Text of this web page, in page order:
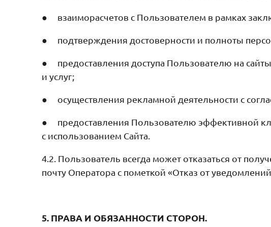
● взаиморасчетов с Пользователем в рамках
● подтверждения достоверности и полноты
● предоставления доступа Пользователю на
и услуг;
● осуществления рекламной деятельности с
● предоставления Пользователю эффективной
с использованием Сайта.
4.2. Пользователь всегда может отказаться от
почту Оператора с пометкой «Отказ от
5. ПРАВА И ОБЯЗАННОСТИ СТОРОН.